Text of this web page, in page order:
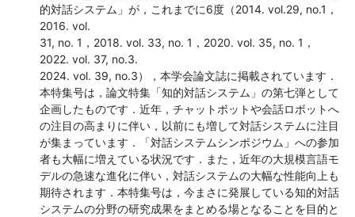
的対話システム」が，これまでに6度（2014. vol.29, no.1，
2016. vol.
31, no. 1，2018. vol. 33, no. 1，2020. vol. 35, no. 1，
2022. vol. 37, no.3.
2024. vol. 39, no.3），本学会論文誌に掲載されています．
本特集号は，論文特集「知的対話システム」の第七弾として
企画したものです．近年，チャットボットや会話ロボットへ
の注目の高まりに伴い，以前にも増して対話システムに注目
が集まっています．「対話システムシンポジウム」への参加
者も大幅に増えている状況です．また，近年の大規模言語モ
デルの急速な進化に伴い，対話システムの大幅な性能向上も
期待されます．本特集号は，今まさに発展している知的対話
システムの分野の研究成果をまとめる場となることを目的と